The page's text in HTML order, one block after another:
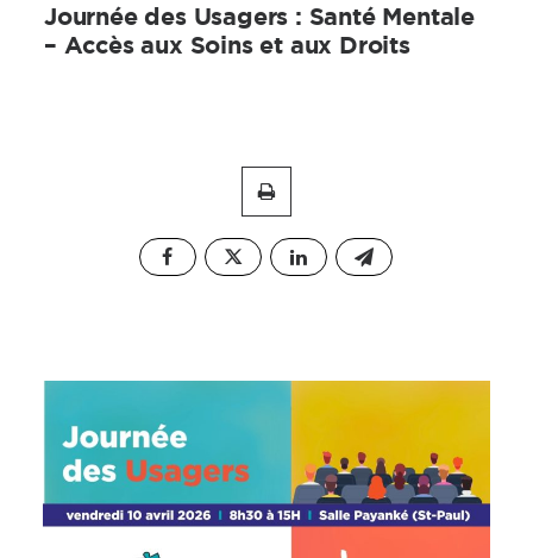
Journée des Usagers : Santé Mentale
– Accès aux Soins et aux Droits